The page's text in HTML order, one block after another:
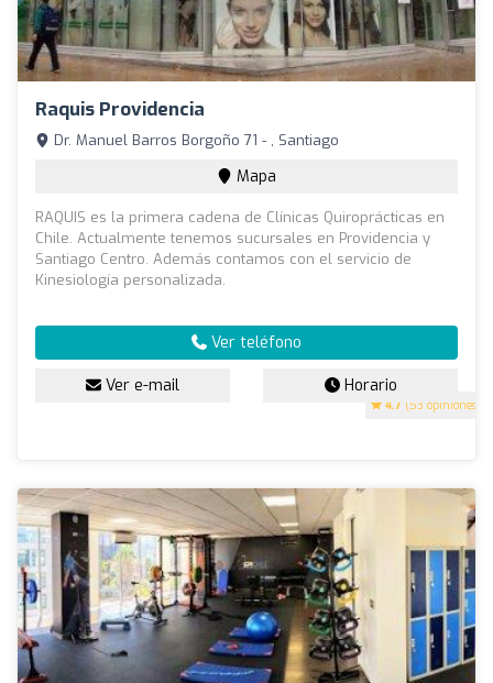
Raquis Providencia
4.7 (53 opiniones)
Dr. Manuel Barros Borgoño 71 - , Santiago
Mapa
RAQUIS es la primera cadena de Clínicas Quiroprácticas en
Chile. Actualmente tenemos sucursales en Providencia y
Santiago Centro. Además contamos con el servicio de
Kinesiología personalizada.
Ver teléfono
Ver e-mail Horario